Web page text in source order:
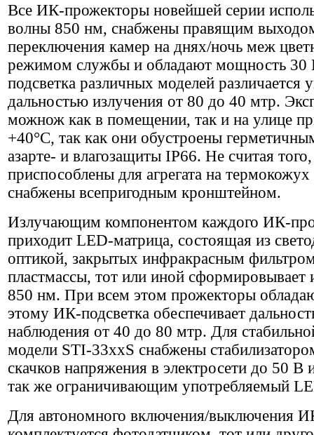
Все ИК-прожекторы новейшей серии
волны 850 нм, снабжены правящим
переключения камер на днях/ночь меж
режимом службы и обладают мощность
подсветка различных моделей различается
дальностью излучения от 80 до 40 мтр.
можнож как в помещении, так и на улице
+40°C, так как они обустроены
азарте- и влагозащиты IP66. Не считая
приспособлены для агрегата на
снабжены всепригодным кронштейном.
Излучающим компонентом каждого ИК-
приходит LED-матрица, состоящая из
оптикой, закрытых инфракрасным
пластмассы, тот или иной сформировывает
850 нм. При всем этом прожекторы
этому ИК-подсветка обеспечивает
наблюдения от 40 до 80 мтр. Для
модели STI-33xxS снабжены
скачков напряжения в электросети до 50 В
так же ограничивающим употребляемый
Для автономного включения/выключения